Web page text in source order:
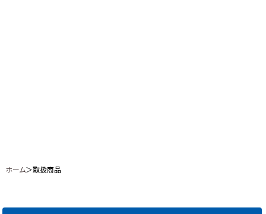
ホーム＞取扱商品